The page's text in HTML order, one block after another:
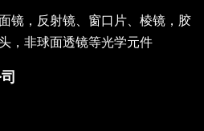
镜，反射镜、窗口片、棱镜，胶
，非球面透镜等光学元件